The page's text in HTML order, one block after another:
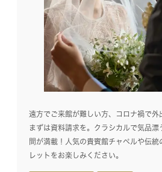
遠方でご来館が難しい方、コロナ禍で外
まずは資料請求を。クラシカルで気品漂
間が満載！人気の貴賓館チャペルや伝統
レットをお楽しみください。